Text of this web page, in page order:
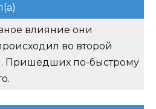
влияние они
во второй
Пришедших по-быстрому